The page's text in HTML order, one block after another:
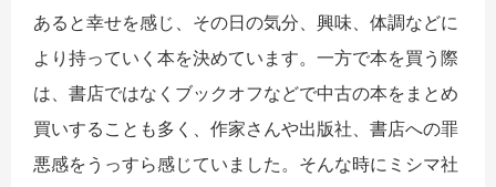
あると幸せを感じ、その日の気分、興味、体調などに
より持っていく本を決めています。一方で本を買う際
は、書店ではなくブックオフなどで中古の本をまとめ
買いすることも多く、作家さんや出版社、書店への罪
悪感をうっすら感じていました。そんな時にミシマ社